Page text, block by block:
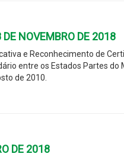
DE NOVEMBRO DE 2018
e Reconhecimento de
entre os Estados Partes do
de 2010.
DE 2018